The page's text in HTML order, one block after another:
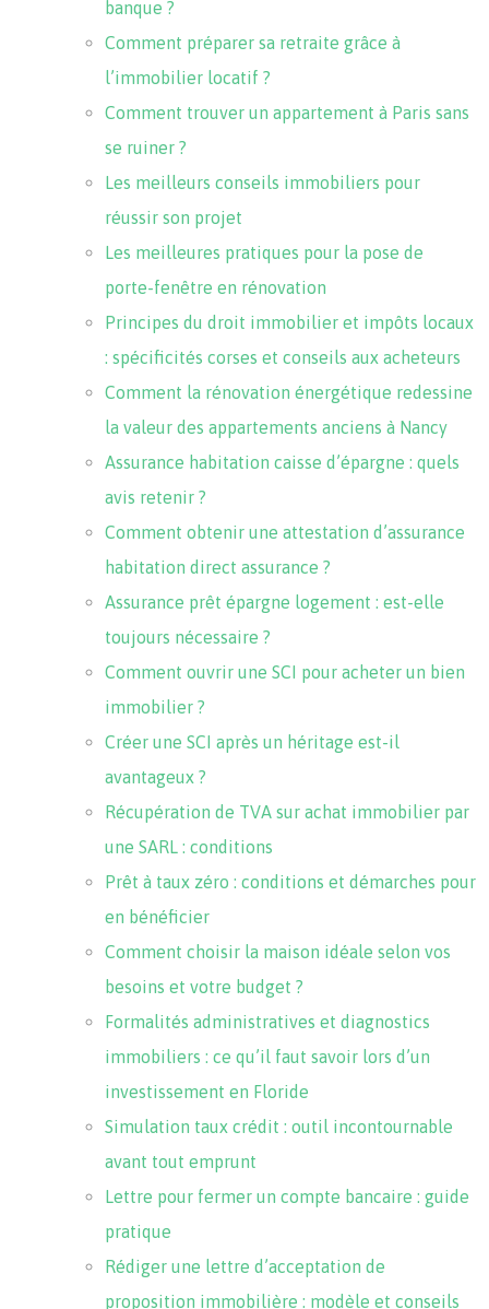
banque ?
Comment préparer sa retraite grâce à
l’immobilier locatif ?
Comment trouver un appartement à Paris sans
se ruiner ?
Les meilleurs conseils immobiliers pour
réussir son projet
Les meilleures pratiques pour la pose de
porte-fenêtre en rénovation
Principes du droit immobilier et impôts locaux
: spécificités corses et conseils aux acheteurs
Comment la rénovation énergétique redessine
la valeur des appartements anciens à Nancy
Assurance habitation caisse d’épargne : quels
avis retenir ?
Comment obtenir une attestation d’assurance
habitation direct assurance ?
Assurance prêt épargne logement : est-elle
toujours nécessaire ?
Comment ouvrir une SCI pour acheter un bien
immobilier ?
Créer une SCI après un héritage est-il
avantageux ?
Récupération de TVA sur achat immobilier par
une SARL : conditions
Prêt à taux zéro : conditions et démarches pour
en bénéficier
Comment choisir la maison idéale selon vos
besoins et votre budget ?
Formalités administratives et diagnostics
immobiliers : ce qu’il faut savoir lors d’un
investissement en Floride
Simulation taux crédit : outil incontournable
avant tout emprunt
Lettre pour fermer un compte bancaire : guide
pratique
Rédiger une lettre d’acceptation de
proposition immobilière : modèle et conseils